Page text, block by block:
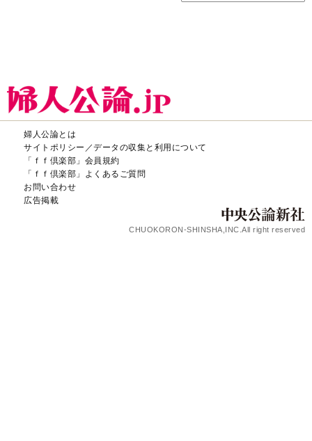
婦人公論とは
サイトポリシー／データの収集と利用について
「ｆｆ倶楽部」会員規約
「ｆｆ倶楽部」よくあるご質問
お問い合わせ
広告掲載
CHUOKORON-SHINSHA,INC.All right reserved